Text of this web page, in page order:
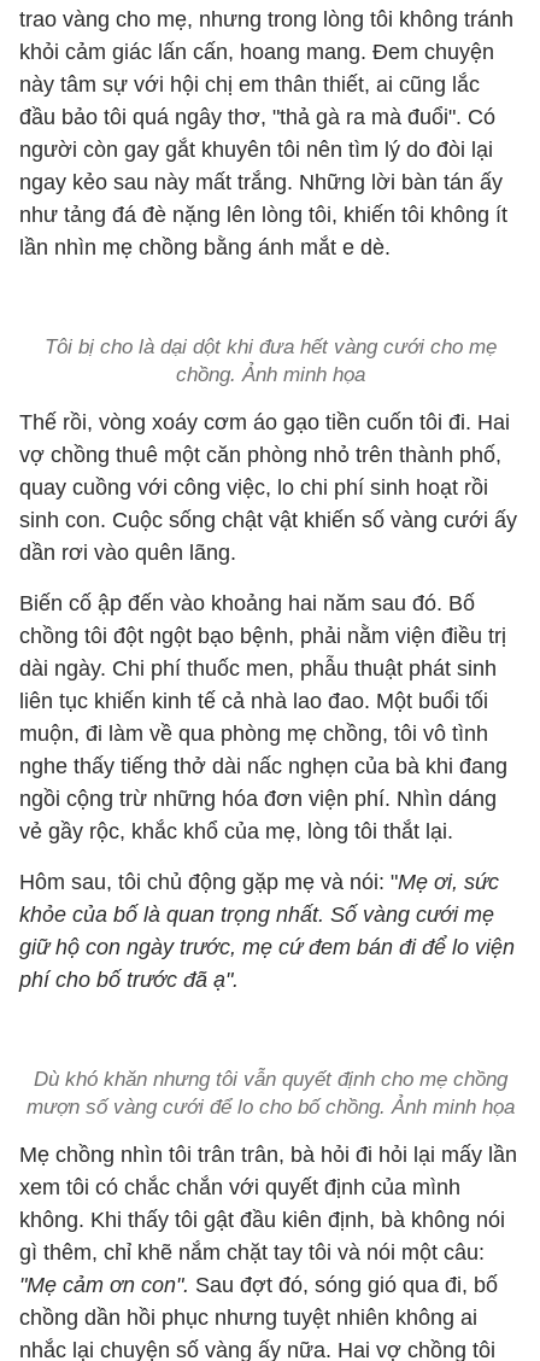
trao vàng cho mẹ, nhưng trong lòng tôi không tránh
khỏi cảm giác lấn cấn, hoang mang. Đem chuyện
này tâm sự với hội chị em thân thiết, ai cũng lắc
đầu bảo tôi quá ngây thơ, "thả gà ra mà đuổi". Có
người còn gay gắt khuyên tôi nên tìm lý do đòi lại
ngay kẻo sau này mất trắng. Những lời bàn tán ấy
như tảng đá đè nặng lên lòng tôi, khiến tôi không ít
lần nhìn mẹ chồng bằng ánh mắt e dè.
Tôi bị cho là dại dột khi đưa hết vàng cưới cho mẹ
chồng. Ảnh minh họa
Thế rồi, vòng xoáy cơm áo gạo tiền cuốn tôi đi. Hai
vợ chồng thuê một căn phòng nhỏ trên thành phố,
quay cuồng với công việc, lo chi phí sinh hoạt rồi
sinh con. Cuộc sống chật vật khiến số vàng cưới ấy
dần rơi vào quên lãng.
Biến cố ập đến vào khoảng hai năm sau đó. Bố
chồng tôi đột ngột bạo bệnh, phải nằm viện điều trị
dài ngày. Chi phí thuốc men, phẫu thuật phát sinh
liên tục khiến kinh tế cả nhà lao đao. Một buổi tối
muộn, đi làm về qua phòng mẹ chồng, tôi vô tình
nghe thấy tiếng thở dài nấc nghẹn của bà khi đang
ngồi cộng trừ những hóa đơn viện phí. Nhìn dáng
vẻ gầy rộc, khắc khổ của mẹ, lòng tôi thắt lại.
Hôm sau, tôi chủ động gặp mẹ và nói: "Mẹ ơi, sức
khỏe của bố là quan trọng nhất. Số vàng cưới mẹ
giữ hộ con ngày trước, mẹ cứ đem bán đi để lo viện
phí cho bố trước đã ạ".
Dù khó khăn nhưng tôi vẫn quyết định cho mẹ chồng
mượn số vàng cưới để lo cho bố chồng. Ảnh minh họa
Mẹ chồng nhìn tôi trân trân, bà hỏi đi hỏi lại mấy lần
xem tôi có chắc chắn với quyết định của mình
không. Khi thấy tôi gật đầu kiên định, bà không nói
gì thêm, chỉ khẽ nắm chặt tay tôi và nói một câu:
"Mẹ cảm ơn con". Sau đợt đó, sóng gió qua đi, bố
chồng dần hồi phục nhưng tuyệt nhiên không ai
nhắc lại chuyện số vàng ấy nữa. Hai vợ chồng tôi